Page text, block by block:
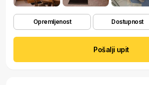
Opremljenost Dostupnost
Pošalji upit